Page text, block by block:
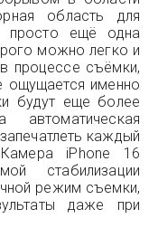
область для
просто ещё одна
можно легко и
процессе съёмки,
ощущается именно
будут еще более
каждый
iPhone 16
стабилизации
режим съемки,
даже при